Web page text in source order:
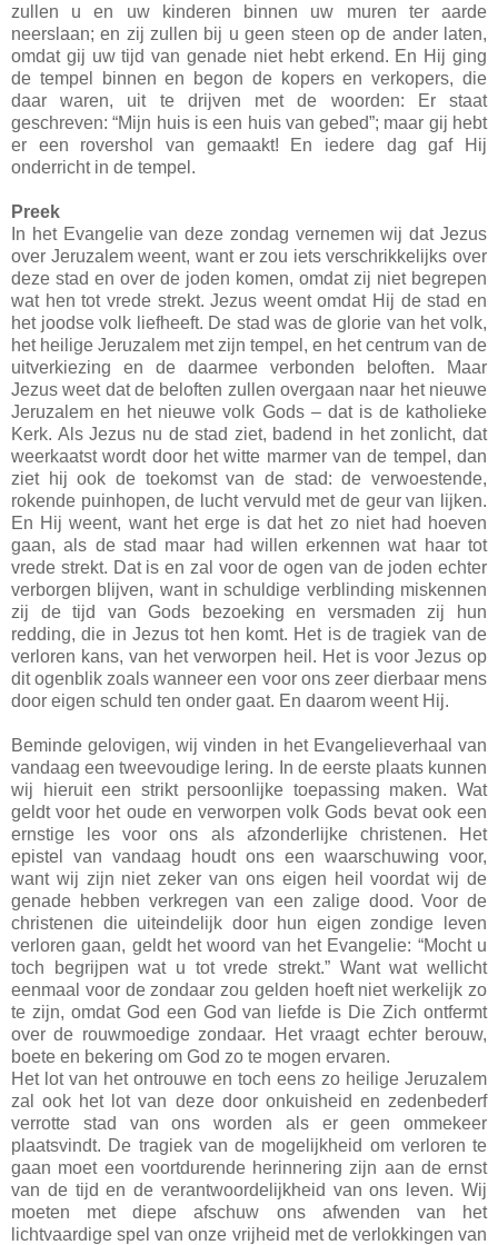
zullen u en uw kinderen binnen uw muren ter aarde
neerslaan; en zij zullen bij u geen steen op de ander laten,
omdat gij uw tijd van genade niet hebt erkend. En Hij ging
de tempel binnen en begon de kopers en verkopers, die
daar waren, uit te drijven met de woorden: Er staat
geschreven: “Mijn huis is een huis van gebed”; maar gij hebt
er een rovershol van gemaakt! En iedere dag gaf Hij
onderricht in de tempel.
Preek
In het Evangelie van deze zondag vernemen wij dat Jezus
over Jeruzalem weent, want er zou iets verschrikkelijks over
deze stad en over de joden komen, omdat zij niet begrepen
wat hen tot vrede strekt. Jezus weent omdat Hij de stad en
het joodse volk liefheeft. De stad was de glorie van het volk,
het heilige Jeruzalem met zijn tempel, en het centrum van de
uitverkiezing en de daarmee verbonden beloften. Maar
Jezus weet dat de beloften zullen overgaan naar het nieuwe
Jeruzalem en het nieuwe volk Gods – dat is de katholieke
Kerk. Als Jezus nu de stad ziet, badend in het zonlicht, dat
weerkaatst wordt door het witte marmer van de tempel, dan
ziet hij ook de toekomst van de stad: de verwoestende,
rokende puinhopen, de lucht vervuld met de geur van lijken.
En Hij weent, want het erge is dat het zo niet had hoeven
gaan, als de stad maar had willen erkennen wat haar tot
vrede strekt. Dat is en zal voor de ogen van de joden echter
verborgen blijven, want in schuldige verblinding miskennen
zij de tijd van Gods bezoeking en versmaden zij hun
redding, die in Jezus tot hen komt. Het is de tragiek van de
verloren kans, van het verworpen heil. Het is voor Jezus op
dit ogenblik zoals wanneer een voor ons zeer dierbaar mens
door eigen schuld ten onder gaat. En daarom weent Hij.
Beminde gelovigen, wij vinden in het Evangelieverhaal van
vandaag een tweevoudige lering. In de eerste plaats kunnen
wij hieruit een strikt persoonlijke toepassing maken. Wat
geldt voor het oude en verworpen volk Gods bevat ook een
ernstige les voor ons als afzonderlijke christenen. Het
epistel van vandaag houdt ons een waarschuwing voor,
want wij zijn niet zeker van ons eigen heil voordat wij de
genade hebben verkregen van een zalige dood. Voor de
christenen die uiteindelijk door hun eigen zondige leven
verloren gaan, geldt het woord van het Evangelie: “Mocht u
toch begrijpen wat u tot vrede strekt.” Want wat wellicht
eenmaal voor de zondaar zou gelden hoeft niet werkelijk zo
te zijn, omdat God een God van liefde is Die Zich ontfermt
over de rouwmoedige zondaar. Het vraagt echter berouw,
boete en bekering om God zo te mogen ervaren.
Het lot van het ontrouwe en toch eens zo heilige Jeruzalem
zal ook het lot van deze door onkuisheid en zedenbederf
verrotte stad van ons worden als er geen ommekeer
plaatsvindt. De tragiek van de mogelijkheid om verloren te
gaan moet een voortdurende herinnering zijn aan de ernst
van de tijd en de verantwoordelijkheid van ons leven. Wij
moeten met diepe afschuw ons afwenden van het
lichtvaardige spel van onze vrijheid met de verlokkingen van